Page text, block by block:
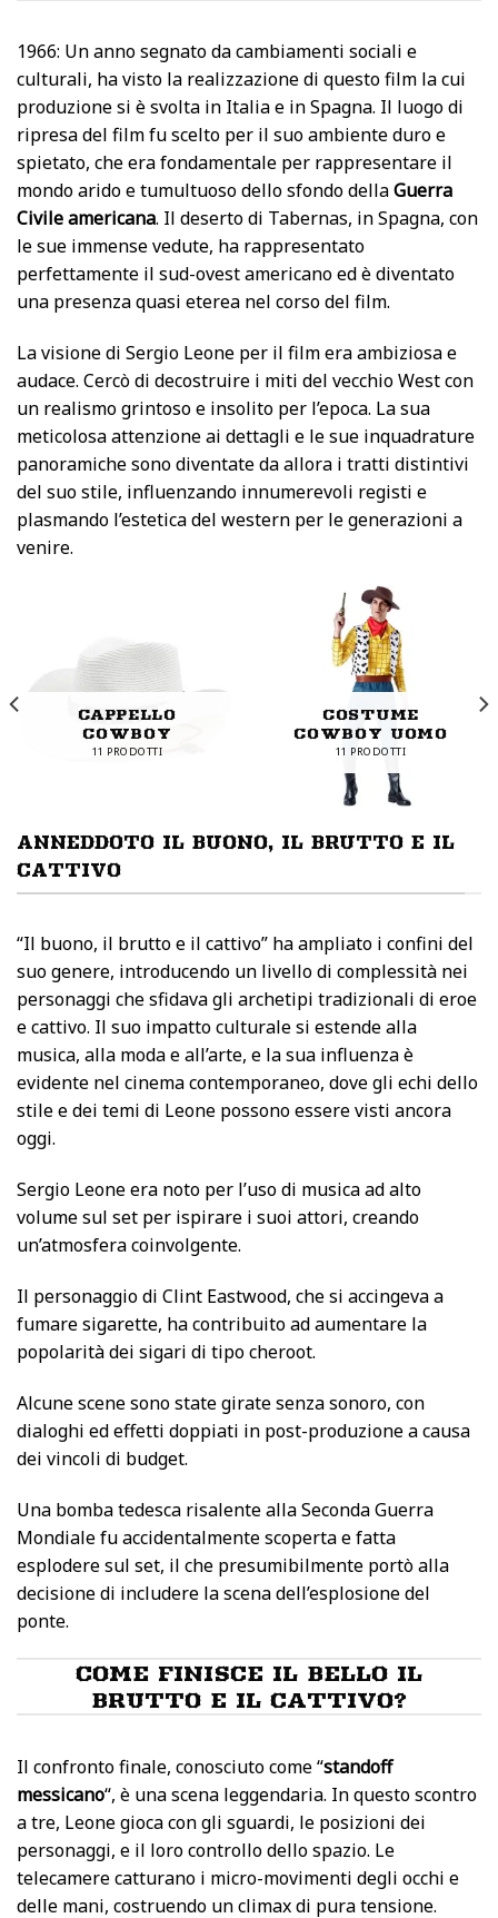
1966: Un anno segnato da cambiamenti sociali e
culturali, ha visto la realizzazione di questo film la cui
produzione si è svolta in Italia e in Spagna. Il luogo di
ripresa del film fu scelto per il suo ambiente duro e
spietato, che era fondamentale per rappresentare il
mondo arido e tumultuoso dello sfondo dellaGuerra
Civile americana. Il deserto di Tabernas, in Spagna, con
le sue immense vedute, ha rappresentato
perfettamente il sud-ovest americano ed è diventato
una presenza quasi eterea nel corso del film.
La visione di Sergio Leone per il film era ambiziosa e
audace. Cercò di decostruire i miti del vecchio West con
un realismo grintoso e insolito per l’epoca. La sua
meticolosa attenzione ai dettagli e le sue inquadrature
panoramiche sono diventate da allora i tratti distintivi
del suo stile, influenzando innumerevoli registi e
plasmando l’estetica del western per le generazioni a
venire.
CAPPELLO
COWBOY
11 PRODOTTI
COSTUME
COWBOY UOMO
11 PRODOTTI
ANNEDDOTO IL BUONO, IL BRUTTO E IL
CATTIVO
“Il buono, il brutto e il cattivo” ha ampliato i confini del
suo genere, introducendo un livello di complessità nei
personaggi che sfidava gli archetipi tradizionali di eroe
e cattivo. Il suo impatto culturale si estende alla
musica, alla moda e all’arte, e la sua influenza è
evidente nel cinema contemporaneo, dove gli echi dello
stile e dei temi di Leone possono essere visti ancora
oggi.
Sergio Leone era noto per l’uso di musica ad alto
volume sul set per ispirare i suoi attori, creando
un’atmosfera coinvolgente.
Il personaggio di Clint Eastwood, che si accingeva a
fumare sigarette, ha contribuito ad aumentare la
popolarità dei sigari di tipo cheroot.
Alcune scene sono state girate senza sonoro, con
dialoghi ed effetti doppiati in post-produzione a causa
dei vincoli di budget.
Una bomba tedesca risalente alla Seconda Guerra
Mondiale fu accidentalmente scoperta e fatta
esplodere sul set, il che presumibilmente portò alla
decisione di includere la scena dell’esplosione del
ponte.
COME FINISCE IL BELLO IL
BRUTTO E IL CATTIVO?
Il confronto finale, conosciuto come “standoff
messicano“, è una scena leggendaria. In questo scontro
a tre, Leone gioca con gli sguardi, le posizioni dei
personaggi, e il loro controllo dello spazio. Le
telecamere catturano i micro-movimenti degli occhi e
delle mani, costruendo un climax di pura tensione.